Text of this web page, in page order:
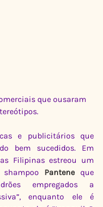
que ousaram
e publicitários que
bem sucedidos. Em
Filipinas estreou um
Pantene que
empregados a
enquanto ele é